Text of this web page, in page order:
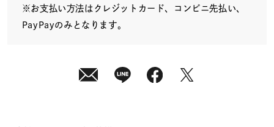
※お支払い方法はクレジットカード、コンビニ先払い、
PayPayのみとなります。